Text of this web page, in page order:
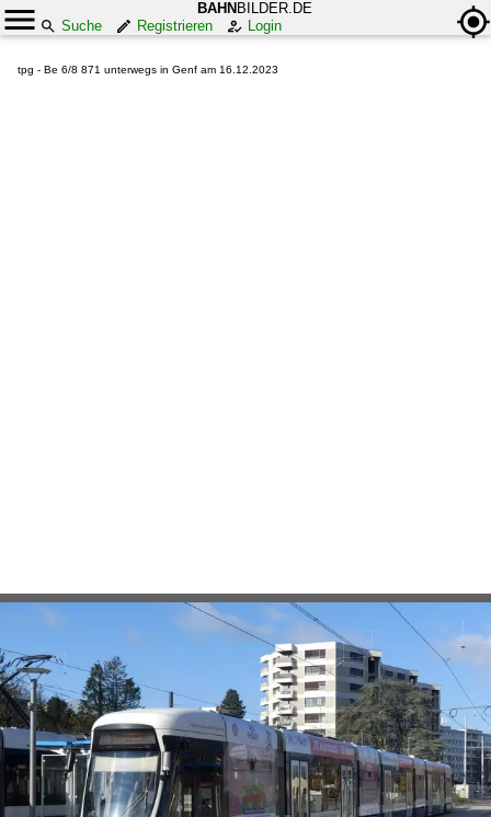
BAHN BILDER.DE
Suche
Registrieren Login
tpg - Be 6/8 871 unterwegs in Genf am 16.12.2023